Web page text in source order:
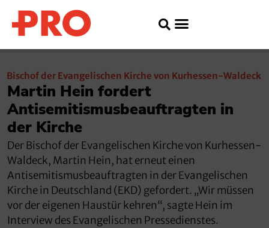
Bischof der Evangelischen Kirche von Kurhessen-Waldeck
Martin Hein fordert
Antisemitismusbeauftragten in
der Kirche
Der Bischof der Evangelischen Kirche von Kurhessen-
Waldeck, Martin Hein, hat erneut einen
Antisemitismusbeauftragten in der Evangelischen
Kirche in Deutschland (EKD) gefordert. „Wir müssen
vor der eigenen Haustür kehren“, sagte Hein im
Interview des Evangelischen Pressedienstes.